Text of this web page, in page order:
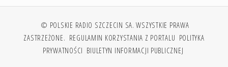
© POLSKIE RADIO SZCZECIN SA. WSZYSTKIE PRAWA
ZASTRZEŻONE. REGULAMIN KORZYSTANIA Z PORTALU POLITYKA
PRYWATNOŚCI BIULETYN INFORMACJI PUBLICZNEJ